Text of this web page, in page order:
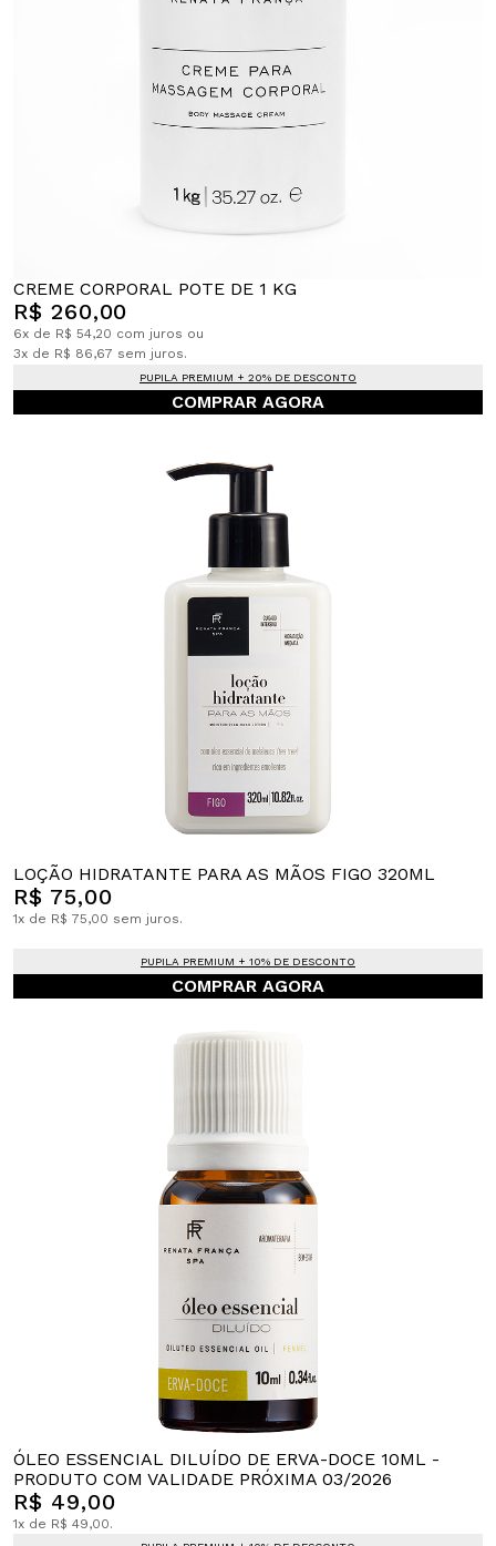
CREME CORPORAL POTE DE 1 KG
R$ 260,00
6x de R$ 54,20 com juros ou
3x de R$ 86,67 sem juros.
PUPILA PREMIUM + 20% DE DESCONTO
COMPRAR AGORA
LOÇÃO HIDRATANTE PARA AS MÃOS FIGO 320ML
R$ 75,00
1x de R$ 75,00 sem juros.
PUPILA PREMIUM + 10% DE DESCONTO
COMPRAR AGORA
ÓLEO ESSENCIAL DILUÍDO DE ERVA-DOCE 10ML -
PRODUTO COM VALIDADE PRÓXIMA 03/2026
R$ 49,00
1x de R$ 49,00.